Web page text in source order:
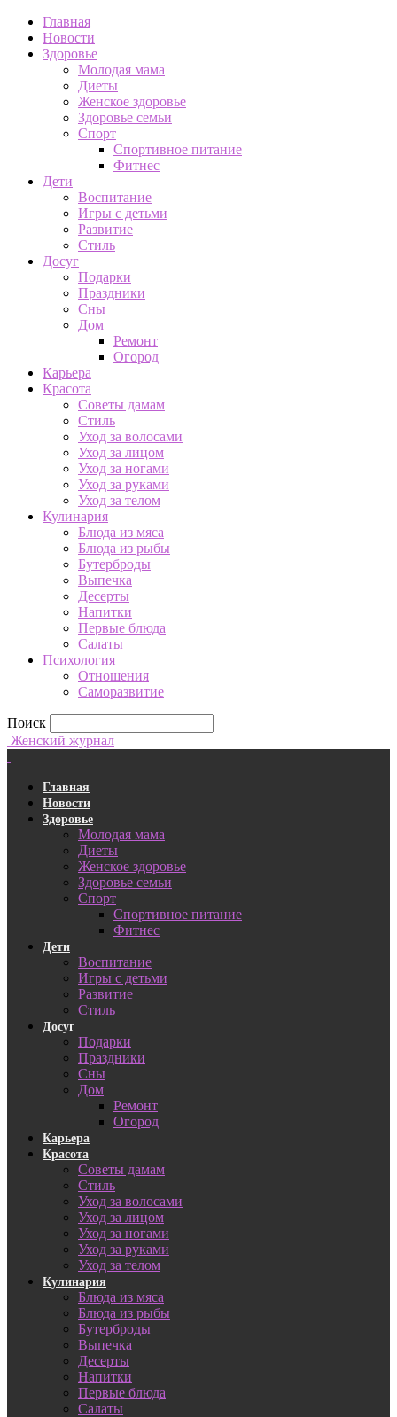
Главная
Новости
Здоровье
Молодая мама
Диеты
Женское здоровье
Здоровье семьи
Спорт
Спортивное питание
Фитнес
Дети
Воспитание
Игры с детьми
Развитие
Стиль
Досуг
Подарки
Праздники
Сны
Дом
Ремонт
Огород
Карьера
Красота
Советы дамам
Стиль
Уход за волосами
Уход за лицом
Уход за ногами
Уход за руками
Уход за телом
Кулинария
Блюда из мяса
Блюда из рыбы
Бутерброды
Выпечка
Десерты
Напитки
Первые блюда
Салаты
Психология
Отношения
Саморазвитие
Поиск
Женский журнал
Главная
Новости
Здоровье
Молодая мама
Диеты
Женское здоровье
Здоровье семьи
Спорт
Спортивное питание
Фитнес
Дети
Воспитание
Игры с детьми
Развитие
Стиль
Досуг
Подарки
Праздники
Сны
Дом
Ремонт
Огород
Карьера
Красота
Советы дамам
Стиль
Уход за волосами
Уход за лицом
Уход за ногами
Уход за руками
Уход за телом
Кулинария
Блюда из мяса
Блюда из рыбы
Бутерброды
Выпечка
Десерты
Напитки
Первые блюда
Салаты